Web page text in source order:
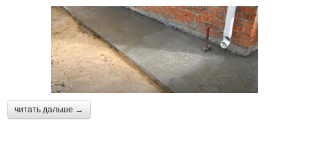
читать дальше →